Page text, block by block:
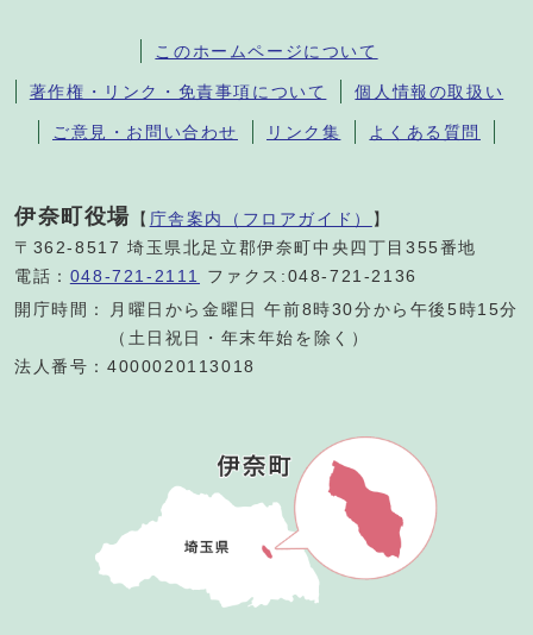
このホームページについて
著作権・リンク・免責事項について 個人情報の取扱い
ご意見・お問い合わせ リンク集 よくある質問
伊奈町役場 【 庁舎案内（フロアガイド） 】
〒362-8517 埼玉県北足立郡伊奈町中央四丁目355番地
電話： 048-721-2111
ファクス:048-721-2136
開庁時間：
月曜日から金曜日 午前8時30分から午後5時15分
（土日祝日・年末年始を除く）
法人番号：4000020113018